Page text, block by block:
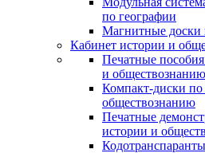
по географии
Магнитные доски
Кабинет истории и
Печатные
и обществознанию
Компакт-диски по
обществознанию
Печатные
истории и